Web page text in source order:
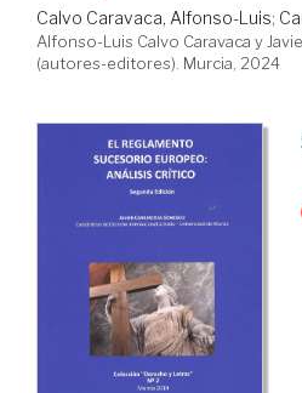
Calvo Caravaca, Alfonso-Luis;
Alfonso-Luis Calvo Caravaca y
(autores-editores). Murcia, 2024